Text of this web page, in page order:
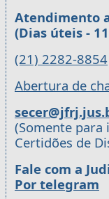
Atendimento
(Dias úteis -
(21) 2282-8854
Abertura de
(Somente para
Certidões de
Fale com a
Por telegram